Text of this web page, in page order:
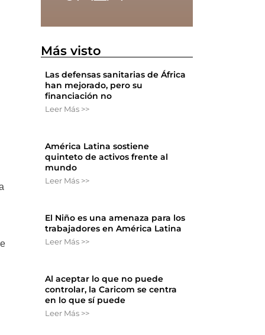
Más visto
Las defensas sanitarias de África
han mejorado, pero su
financiación no
Leer Más >>
América Latina sostiene
quinteto de activos frente al
mundo
Leer Más >>
El Niño es una amenaza para los
trabajadores en América Latina
Leer Más >>
Al aceptar lo que no puede
controlar, la Caricom se centra
en lo que sí puede
Leer Más >>